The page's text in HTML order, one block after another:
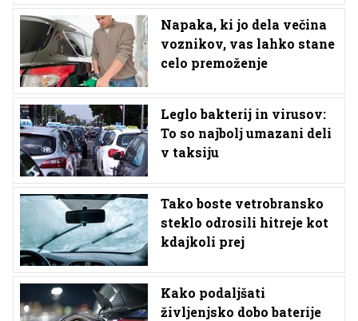
Napaka, ki jo dela večina
voznikov, vas lahko stane
celo premoženje
Leglo bakterij in virusov:
To so najbolj umazani deli
v taksiju
Tako boste vetrobransko
steklo odrosili hitreje kot
kdajkoli prej
Kako podaljšati
življenjsko dobo baterije